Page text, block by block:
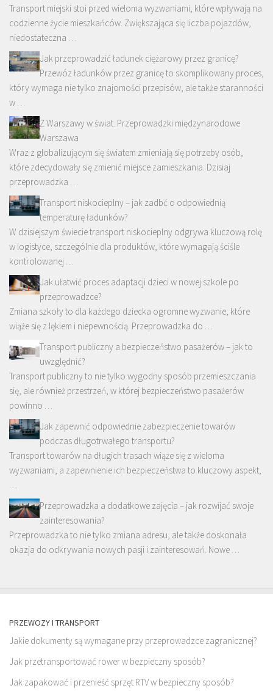
Transport miejski stoi przed wieloma wyzwaniami, które wpływają na
codzienne życie mieszkańców. Zwiększająca się liczba pojazdów,
niedostateczna …
Jak przeprowadzić ładunek ciężarowy przez granicę?
Przewóz ładunków przez granicę to skomplikowany proces,
który wymaga nie tylko znajomości przepisów, ale także staranności
w …
Z Warszawy w świat. Przeprowadzki międzynarodowe
Warszawa
Wraz z globalizującym się światem zmieniają się potrzeby osób,
które zdecydowały się zmienić miejsce zamieszkania. Dzisiaj
przeprowadzka …
Transport niskocieplny – jak zadbć o odpowiednią
temperaturę ładunków?
W dzisiejszym świecie transport niskocieplny odgrywa kluczową rolę
w logistyce, szczególnie dla produktów, które wymagają ściśle
kontrolowanej …
Jak ułatwić proces adaptacji dzieci w nowej szkole po
przeprowadzce?
Zmiana szkoły to dla każdego dziecka ogromne wyzwanie, które
wiąże się z lękiem i niepewnością. Przeprowadzka do …
Transport publiczny a bezpieczeństwo pasażerów – jak to
uwzględnić?
Transport publiczny to nie tylko wygodny sposób przemieszczania
się, ale również przestrzeń, w której bezpieczeństwo pasażerów
powinno …
Jak zapewnić odpowiednie zabezpieczenie towarów
podczas długotrwałego transportu?
Transport towarów na długich trasach wiąże się z wieloma
wyzwaniami, a zapewnienie ich bezpieczeństwa to kluczowy aspekt,
…
Przeprowadzka a dodatkowe zajęcia – jak rozwijać swoje
zainteresowania?
Przeprowadzka to nie tylko zmiana adresu, ale także doskonała
okazja do odkrywania nowych pasji i zainteresowań. Nowe …
PRZEWOZY I TRANSPORT
Jakie dokumenty są wymagane przy przeprowadzce zagranicznej?
Jak przetransportować rower w bezpieczny sposób?
Jak zapakować i przenieść sprzęt RTV w bezpieczny sposób?